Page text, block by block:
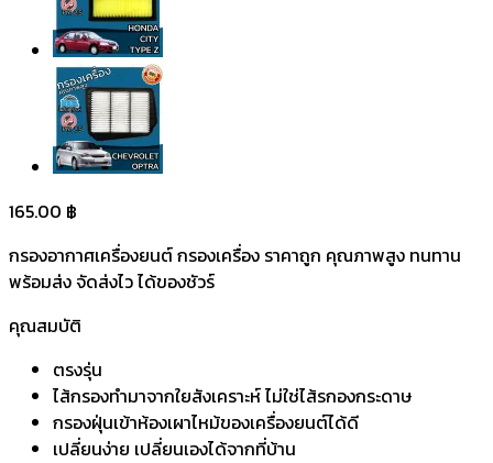
165.00 ฿
กรองอากาศเครื่องยนต์ กรองเครื่อง ราคาถูก คุณภาพสูง ทนทาน
พร้อมส่ง จัดส่งไว ได้ของชัวร์
คุณสมบัติ
ตรงรุ่น
ไส้กรองทำมาจากใยสังเคราะห์ ไม่ใช่ไส้รกองกระดาษ
กรองฝุ่นเข้าห้องเผาไหม้ของเครื่องยนต์ได้ดี
เปลี่ยนง่าย เปลี่ยนเองได้จากที่บ้าน